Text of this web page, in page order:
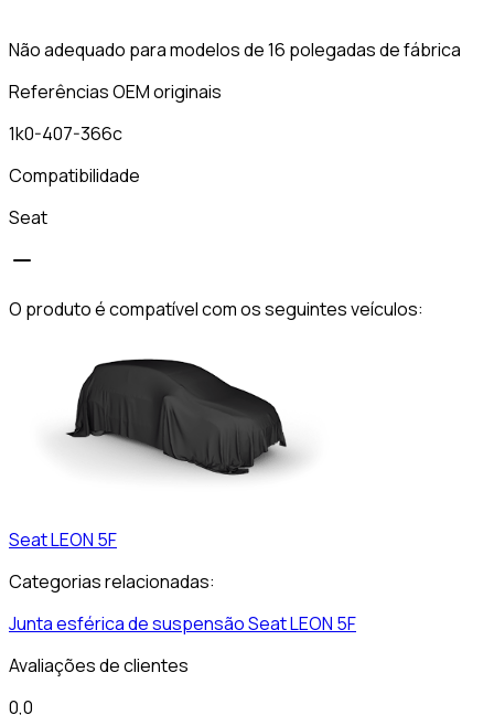
Não adequado para modelos de 16 polegadas de fábrica
Referências OEM originais
1k0-407-366c
Compatibilidade
Seat
O produto é compatível com os seguintes veículos:
SeatLEON 5F
Categorias relacionadas:
Junta esférica de suspensãoSeatLEON 5F
Avaliações de clientes
0,0